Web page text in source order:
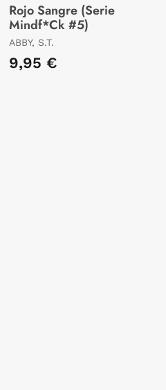
Rojo Sangre (Serie
Mindf*Ck #5)
ABBY, S.T.
9,95 €